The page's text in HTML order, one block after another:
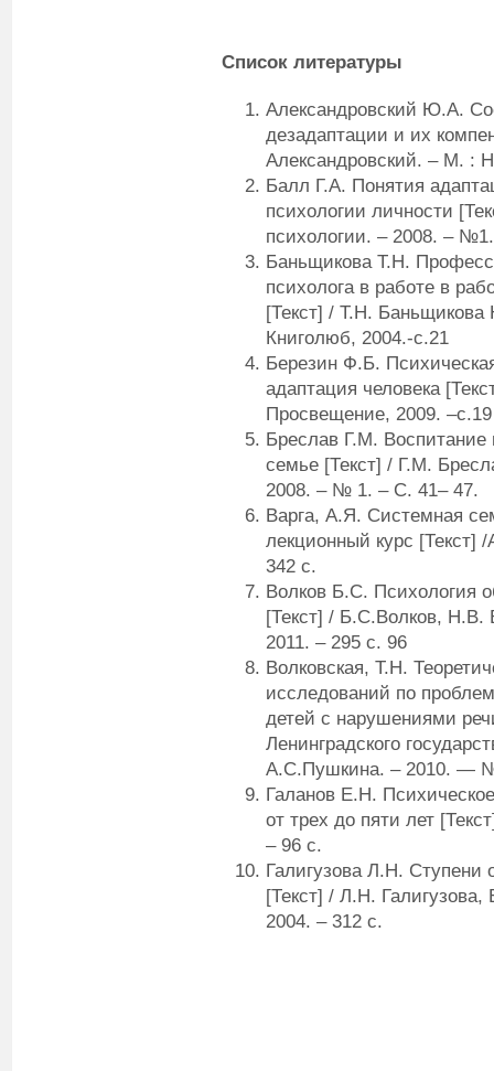
Список литературы
Александровский Ю.А.
дезадаптации и их
Александровский. – М. :
Балл Г.А. Понятия
психологии личности
психологии. – 2008. –
Баньщикова Т.Н.
психолога в работе в
[Текст] / Т.Н.
Книголюб, 2004.-с.21
Березин Ф.Б.
адаптация человека
Просвещение, 2009. –с.19
Бреслав Г.М. Воспитание
семье [Текст] / Г.М.
2008. – № 1. – С. 41– 47.
Варга, А.Я. Системная
лекционный курс [Текст]
342 с.
Волков Б.С. Психология
[Текст] / Б.С.Волков,
2011. – 295 с. 96
Волковская, Т.Н.
исследований по
детей с нарушениями
Ленинградского
А.С.Пушкина. – 2010. —
Галанов Е.Н.
от трех до пяти лет
– 96 с.
Галигузова Л.Н. Ступени
[Текст] / Л.Н.
2004. – 312 с.